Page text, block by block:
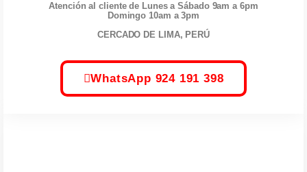
Atención al cliente de Lunes a Sábado 9am a 6pm
Domingo 10am a 3pm
CERCADO DE LIMA, PERÚ
WhatsApp 924 191 398